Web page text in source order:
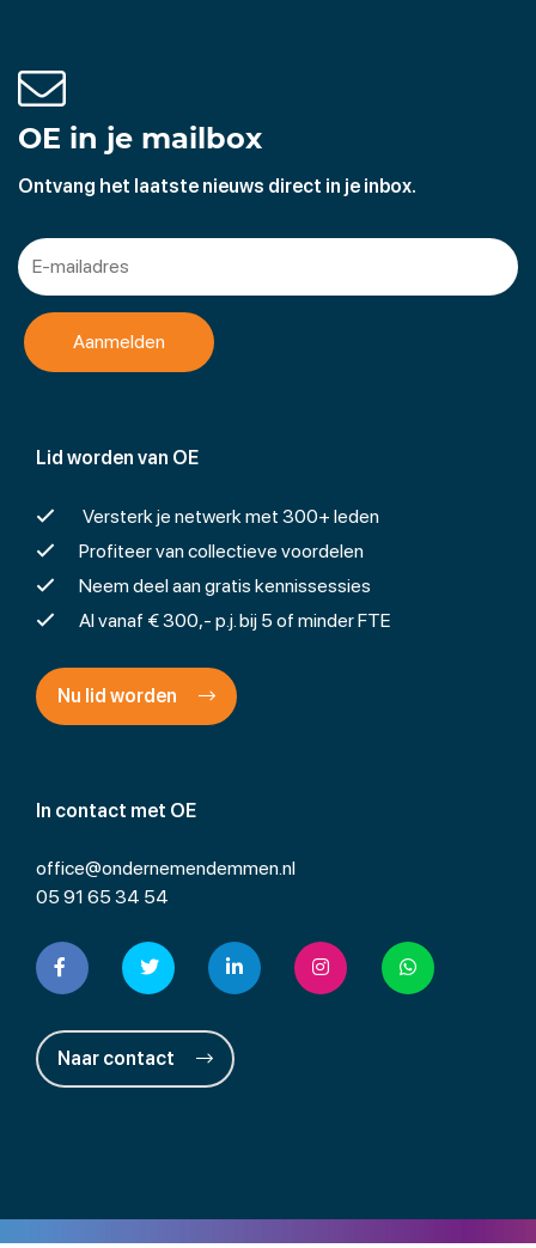
In contact met OE
office@ondernemendemmen.nl
05 91 65 34 54
Naar contact
Lid worden van OE
Versterk je netwerk met 300+ leden
Profiteer van collectieve voordelen
Neem deel aan gratis kennissessies
Al vanaf € 300,- p.j. bij 5 of minder FTE
Nu lid worden
OE in je mailbox
Ontvang het laatste nieuws direct in je inbox.